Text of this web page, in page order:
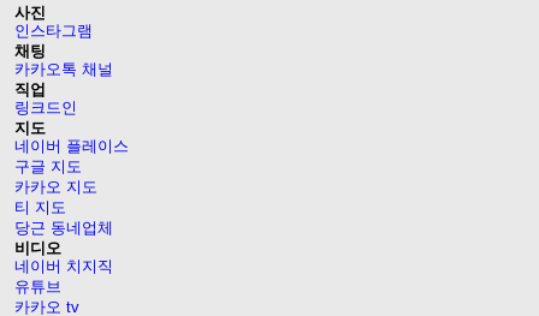
사진
인스타그램
채팅
카카오톡 채널
직업
링크드인
지도
네이버 플레이스
구글 지도
카카오 지도
티 지도
당근 동네업체
비디오
네이버 치지직
유튜브
카카오 tv